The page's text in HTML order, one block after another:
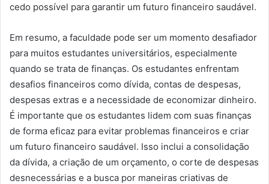
cedo possível para garantir um futuro financeiro saudável.
Em resumo, a faculdade pode ser um momento desafiador
para muitos estudantes universitários, especialmente
quando se trata de finanças. Os estudantes enfrentam
desafios financeiros como dívida, contas de despesas,
despesas extras e a necessidade de economizar dinheiro.
É importante que os estudantes lidem com suas finanças
de forma eficaz para evitar problemas financeiros e criar
um futuro financeiro saudável. Isso inclui a consolidação
da dívida, a criação de um orçamento, o corte de despesas
desnecessárias e a busca por maneiras criativas de